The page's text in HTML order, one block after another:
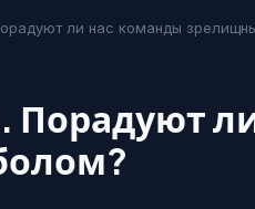
ли нас команды
Порадуют